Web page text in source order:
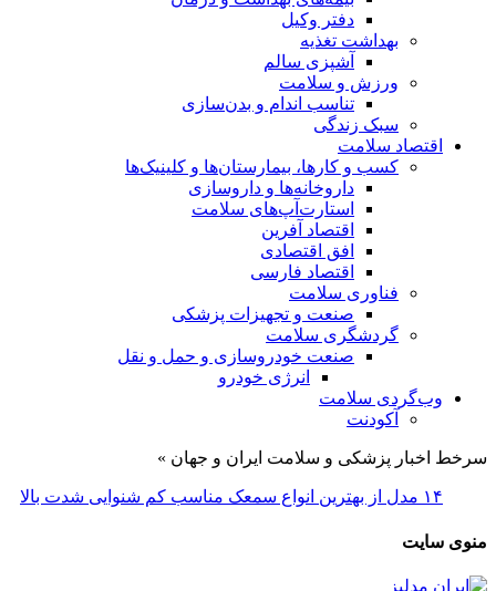
دفتر وکیل
بهداشت تغذیه
آشپزی سالم
ورزش و سلامت
تناسب اندام و بدن‌سازی
سبک زندگی
اقتصاد سلامت
کسب و کارها، بیمارستان‌ها و کلینیک‌ها
داروخانه‌ها و داروسازی
استارت‌آپ‌های سلامت
اقتصاد آفرین
افق اقتصادی
اقتصاد فارسی
فناوری سلامت
صنعت و تجهیزات پزشکی
گردشگری سلامت
صنعت خودروسازی و حمل و نقل
انرژی خودرو
وب‌گردی سلامت
آکودنت
سرخط اخبار پزشکی و سلامت ایران و جهان »
حل
منوی سایت